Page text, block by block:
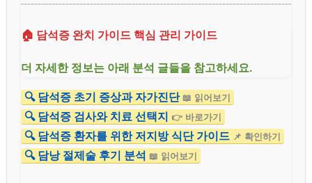
🏠 담석증 완치 가이드 핵심 관리 가이드
더 자세한 정보는 아래 분석 글들을 참고하세요.
🔍 담석증 초기 증상과 자가진단 📖 읽어보기
🔍 담석증 검사와 치료 선택지 👉 바로가기
🔍 담석증 환자를 위한 저지방 식단 가이드 📌 확인하기
🔍 담낭 절제술 후기 분석 📖 읽어보기